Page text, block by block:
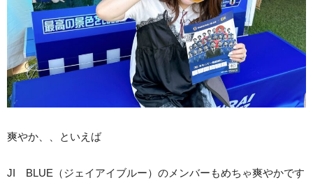
爽やか、、といえば
JI BLUE（ジェイアイブルー）のメンバーもめちゃ爽やかです